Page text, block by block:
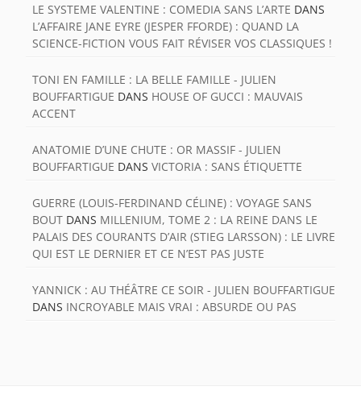
LE SYSTEME VALENTINE : COMEDIA SANS L’ARTE DANS
L’AFFAIRE JANE EYRE (JESPER FFORDE) : QUAND LA
SCIENCE-FICTION VOUS FAIT RÉVISER VOS CLASSIQUES !
TONI EN FAMILLE : LA BELLE FAMILLE - JULIEN
BOUFFARTIGUE DANS HOUSE OF GUCCI : MAUVAIS
ACCENT
ANATOMIE D’UNE CHUTE : OR MASSIF - JULIEN
BOUFFARTIGUE DANS VICTORIA : SANS ÉTIQUETTE
GUERRE (LOUIS-FERDINAND CÉLINE) : VOYAGE SANS
BOUT DANS MILLENIUM, TOME 2 : LA REINE DANS LE
PALAIS DES COURANTS D’AIR (STIEG LARSSON) : LE LIVRE
QUI EST LE DERNIER ET CE N’EST PAS JUSTE
YANNICK : AU THÉÂTRE CE SOIR - JULIEN BOUFFARTIGUE
DANS INCROYABLE MAIS VRAI : ABSURDE OU PAS